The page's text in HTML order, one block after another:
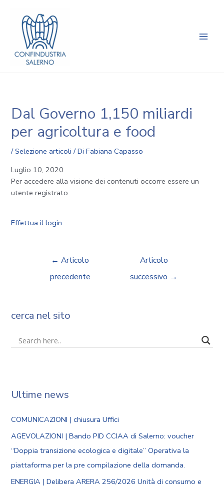
contenuto
Dal Governo 1,150 miliardi
per agricoltura e food
/Selezione articoli / DiFabiana Capasso
Luglio 10, 2020
Per accedere alla visione dei contenuti occorre essere un
utente registrato
Effettua il login
articoli
← Articolo
precedente
Articolo
successivo →
cerca nel sito
Ultime news
COMUNICAZIONI | chiusura Uffici
AGEVOLAZIONI | Bando PID CCIAA di Salerno: voucher
“Doppia transizione ecologica e digitale” Operativa la
piattaforma per la pre compilazione della domanda.
ENERGIA | Delibera ARERA 256/2026 Unità di consumo e